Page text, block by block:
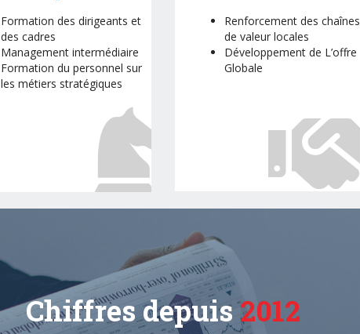
Formation des dirigeants et
des cadres
Management intermédiaire
Formation du personnel sur
les métiers stratégiques
Renforcement des chaînes
de valeur locales
Développement de L’offre
Globale
Chiffres depuis2012